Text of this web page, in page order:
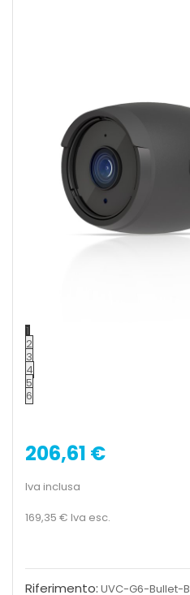
1
2
3
4
5
6
206,61 €
Iva inclusa
169,35 € Iva esc.
Riferimento: UVC-G6-Bullet-B